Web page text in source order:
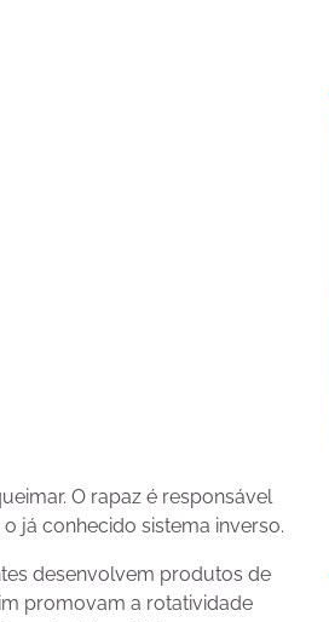
O rapaz é responsável
já conhecido sistema inverso.
desenvolvem produtos de
promovam a rotatividade